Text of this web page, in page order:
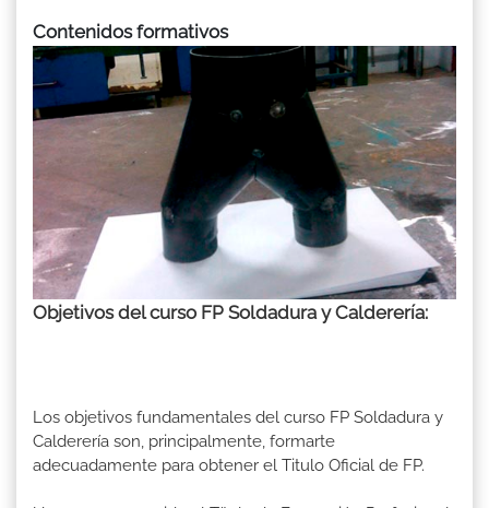
Contenidos formativos
Objetivos del curso FP Soldadura y Calderería:
Los objetivos fundamentales del curso FP Soldadura y
Calderería son, principalmente, formarte
adecuadamente para obtener el Titulo Oficial de FP.